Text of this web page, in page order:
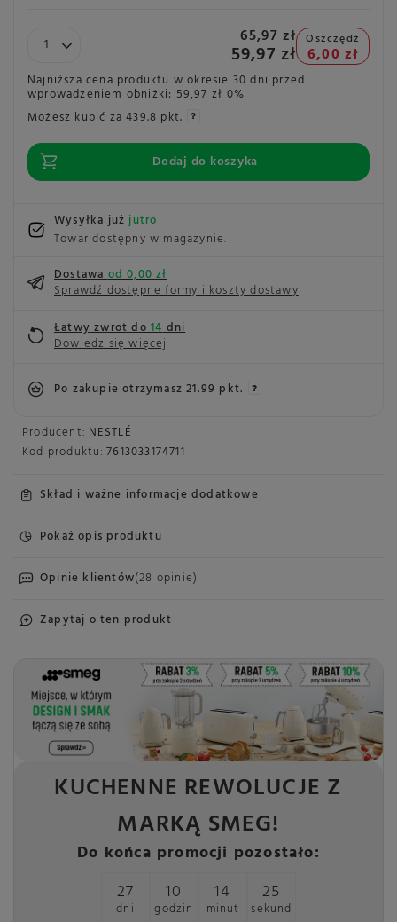
Producent: NESTLÉ
Kod produktu: 7613033174711
Skład i ważne informacje dodatkowe
Pokaż opis produktu
Opinie klientów(28 opinie)
Zapytaj o ten produkt
65,97 zł
59,97 zł
Oszczędź
6,00 zł
Najniższa cena produktu w okresie 30 dni przed
wprowadzeniem obniżki: 59,97 zł 0%
Możesz kupić za439.8 pkt.
Dodaj do koszyka
Wysyłka jużjutro
Towar dostępny w magazynie
Dostawaod 0,00 zł
Sprawdź dostępne formy i koszty dostawy
Łatwy zwrot do14dni
Dowiedz się więcej
Po zakupie otrzymasz21.99 pkt.
KUCHENNE REWOLUCJE Z
MARKĄ SMEG!
Do końca promocji pozostało:
27
dni
10
godzin
14
minut
24
sekund